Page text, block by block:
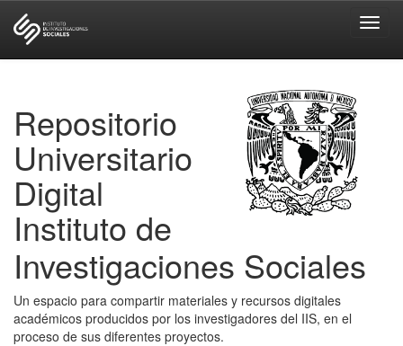
Repositorio
Universitario
Digital
Instituto de
Investigaciones Sociales
Un espacio para compartir materiales y recursos digitales
académicos producidos por los investigadores del IIS, en el
proceso de sus diferentes proyectos.